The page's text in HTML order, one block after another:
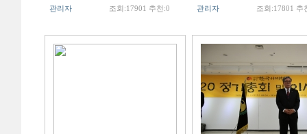
관리자 조회:17901 추천:0 관리자 조회:17801 추